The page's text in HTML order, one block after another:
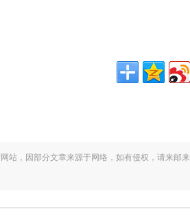
站，因部分文章来源于网络，如有侵权，请来邮